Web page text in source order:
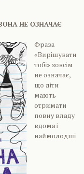
НЕ ОЗНАЧАЄ
Фраза
«Вирішувати
тобі» зовсім
не означає,
що діти
мають
отримати
повну владу
вдома і
наймолодші